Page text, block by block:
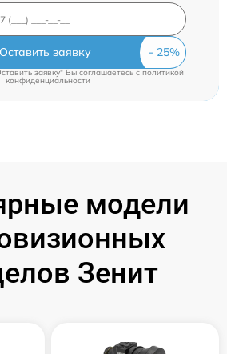
Оставить заявку
заявку" Вы соглашаетесь c политикой
конфиденциальности
модели
Зенит